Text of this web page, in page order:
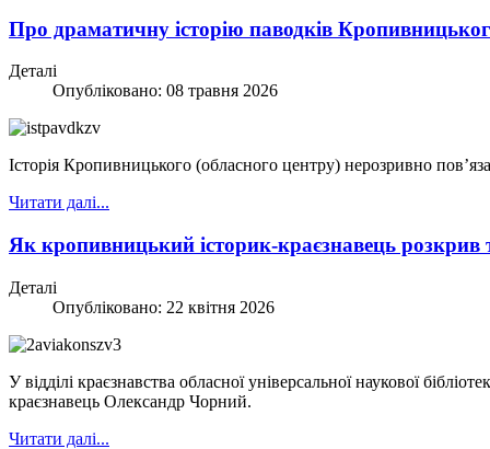
Про драматичну історію паводків
Деталі
Опубліковано: 08 травня 2026
Історія Кропивницького (обласного центру) нерозривно
Читати далі...
Як кропивницький історик-краєзнавець
Деталі
Опубліковано: 22 квітня 2026
У відділі краєзнавства обласної універсальної наукової
краєзнавець Олександр Чорний.
Читати далі...